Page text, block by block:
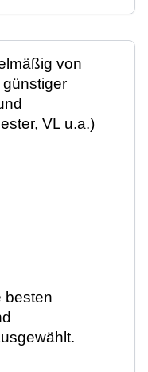
von
VL u.a.)
besten